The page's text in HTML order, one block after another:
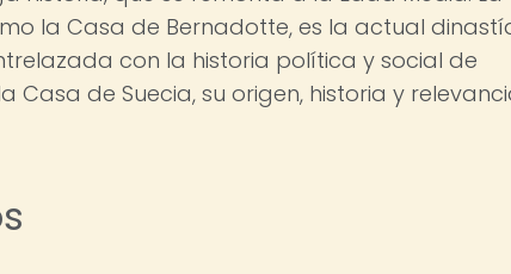
la Casa de Bernadotte, es la actual
con la historia política y social de
Casa de Suecia, su origen, historia y